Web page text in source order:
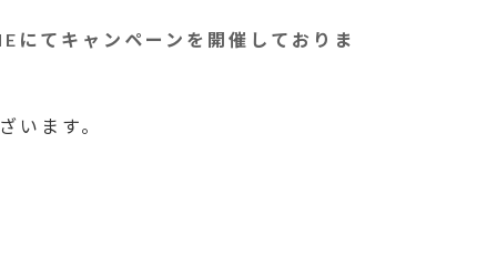
てキャンペーンを開催しておりま
います。